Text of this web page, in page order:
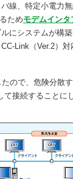
線、特定小電力
ためモデムイン
にシステムが構
Link（Ver.2）対
ので、危険分散
接続することに